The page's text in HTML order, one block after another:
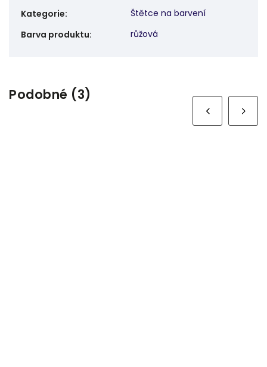
Kategorie:
Štětce na barvení
Barva produktu: růžová
Podobné (3)
Next